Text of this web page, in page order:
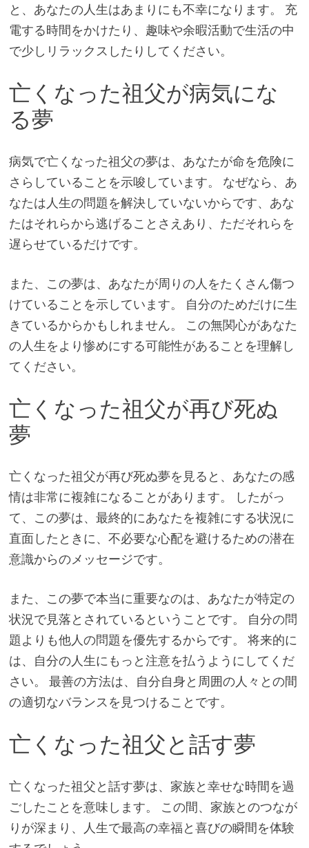
と、あなたの人生はあまりにも不幸になります。 充
電する時間をかけたり、趣味や余暇活動で生活の中
で少しリラックスしたりしてください。
亡くなった祖父が病気にな
る夢
病気で亡くなった祖父の夢は、あなたが命を危険に
さらしていることを示唆しています。 なぜなら、あ
なたは人生の問題を解決していないからです、あな
たはそれらから逃げることさえあり、ただそれらを
遅らせているだけです。
また、この夢は、あなたが周りの人をたくさん傷つ
けていることを示しています。 自分のためだけに生
きているからかもしれません。 この無関心があなた
の人生をより惨めにする可能性があることを理解し
てください。
亡くなった祖父が再び死ぬ
夢
亡くなった祖父が再び死ぬ夢を見ると、あなたの感
情は非常に複雑になることがあります。 したがっ
て、この夢は、最終的にあなたを複雑にする状況に
直面したときに、不必要な心配を避けるための潜在
意識からのメッセージです。
また、この夢で本当に重要なのは、あなたが特定の
状況で見落とされているということです。 自分の問
題よりも他人の問題を優先するからです。 将来的に
は、自分の人生にもっと注意を払うようにしてくだ
さい。 最善の方法は、自分自身と周囲の人々との間
の適切なバランスを見つけることです。
亡くなった祖父と話す夢
亡くなった祖父と話す夢は、家族と幸せな時間を過
ごしたことを意味します。 この間、家族とのつなが
りが深まり、人生で最高の幸福と喜びの瞬間を体験